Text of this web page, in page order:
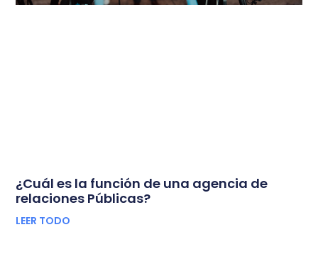
¿Cuál es la función de una agencia de
relaciones Públicas?
LEER TODO